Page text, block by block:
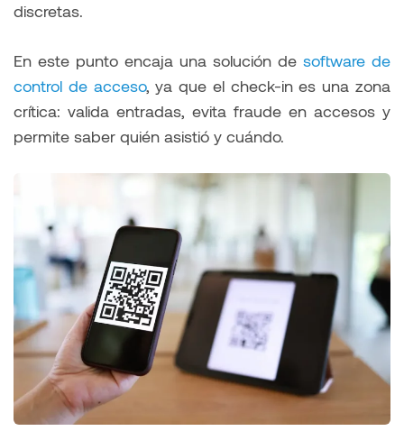
discretas.
En este punto encaja una solución de software de
control de acceso, ya que el check-in es una zona
crítica: valida entradas, evita fraude en accesos y
permite saber quién asistió y cuándo.